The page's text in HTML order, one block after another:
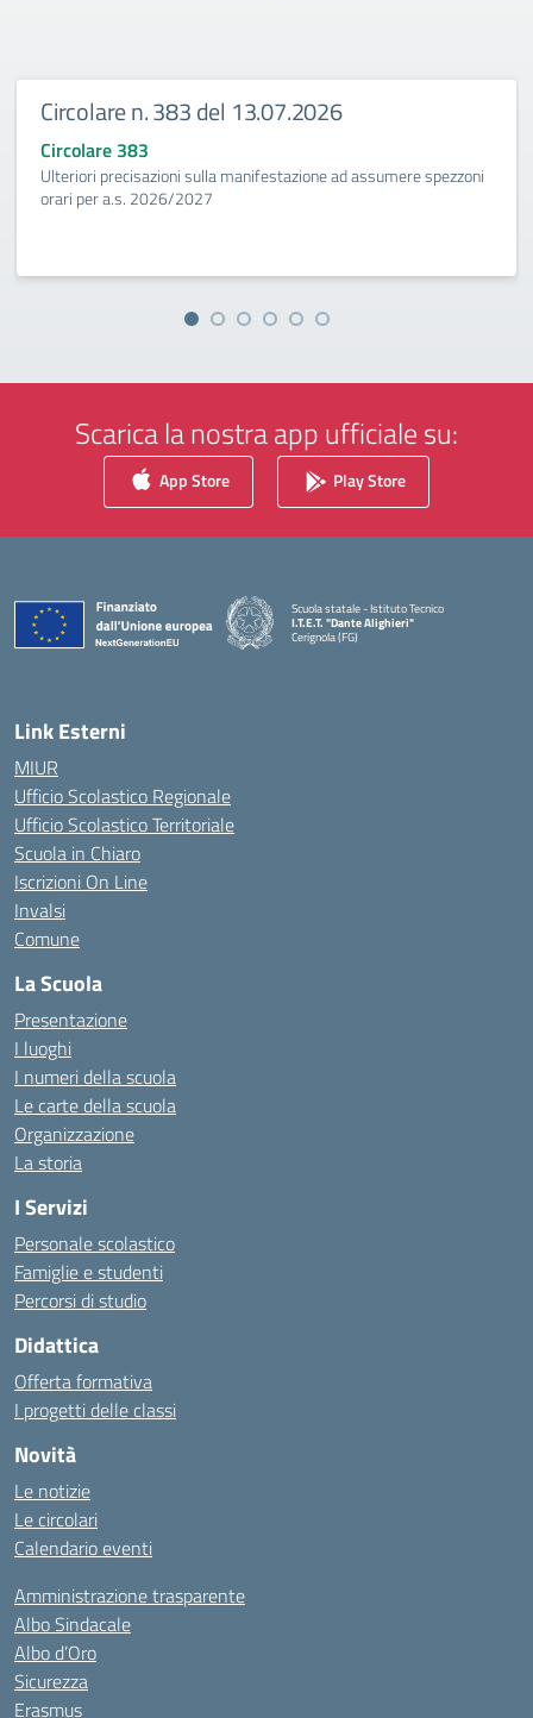
Circolare n. 383 del 13.07.2026
Circolare 383
Ulteriori precisazioni sulla manifestazione ad assumere spezzoni
orari per a.s. 2026/2027
Scarica la nostra app ufficiale su:
App Store Play Store
Scuola statale - Istituto Tecnico
I.T.E.T. "Dante Alighieri"
Cerignola (FG)
— Visita la pagina iniziale della scuola
Link Esterni
MIUR
Ufficio Scolastico Regionale
Ufficio Scolastico Territoriale
Scuola in Chiaro
Iscrizioni On Line
Invalsi
Comune
La Scuola
Presentazione
I luoghi
I numeri della scuola
Le carte della scuola
Organizzazione
La storia
I Servizi
Personale scolastico
Famiglie e studenti
Percorsi di studio
Didattica
Offerta formativa
I progetti delle classi
Novità
Le notizie
Le circolari
Calendario eventi
Amministrazione trasparente
Albo Sindacale
Albo d’Oro
Sicurezza
Erasmus